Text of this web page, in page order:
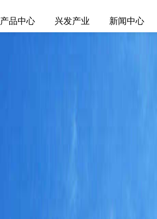
产品中心 兴发产业 新闻中心